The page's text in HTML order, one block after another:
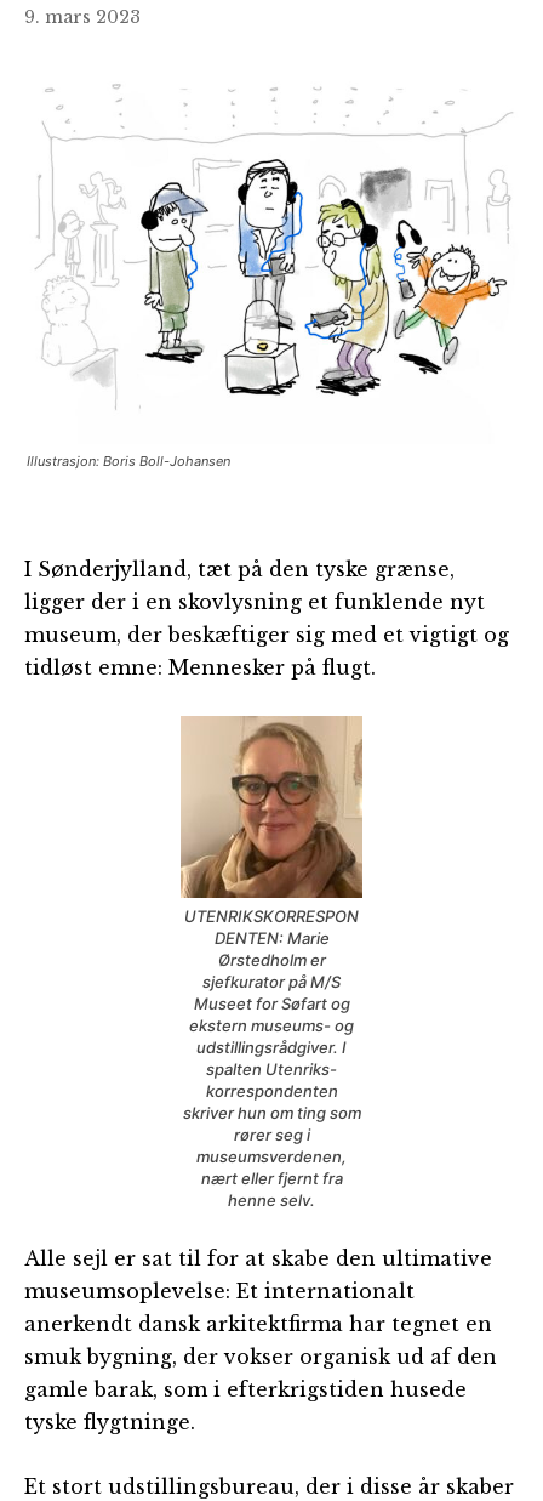
9. mars 2023
Illustrasjon: Boris Boll-Johansen
I Sønderjylland, tæt på den tyske grænse,
ligger der i en skovlysning et funklende nyt
museum, der beskæftiger sig med et vigtigt og
tidløst emne: Mennesker på flugt.
UTENRIKSKORRESPON
DENTEN: Marie
Ørstedholm er
sjefkurator på M/S
Museet for Søfart og
ekstern museums- og
udstillingsrådgiver. I
spalten Utenriks-
korrespondenten
skriver hun om ting som
rører seg i
museumsverdenen,
nært eller fjernt fra
henne selv.
Alle sejl er sat til for at skabe den ultimative
museumsoplevelse: Et internationalt
anerkendt dansk arkitektfirma har tegnet en
smuk bygning, der vokser organisk ud af den
gamle barak, som i efterkrigstiden husede
tyske flygtninge.
Et stort udstillingsbureau, der i disse år skaber